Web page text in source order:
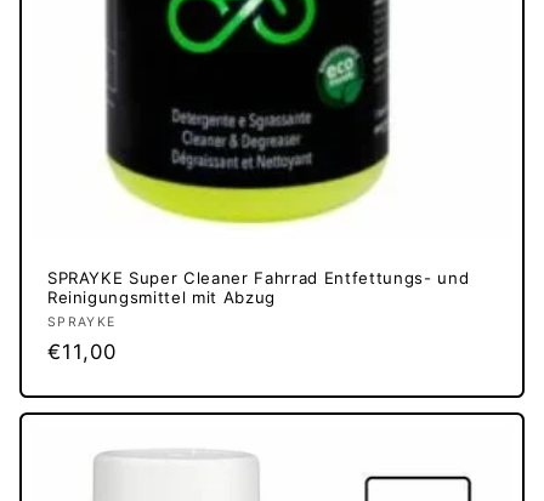
SPRAYKE Super Cleaner Fahrrad Entfettungs- und
Reinigungsmittel mit Abzug
Anbieter:
SPRAYKE
Normaler
€11,00